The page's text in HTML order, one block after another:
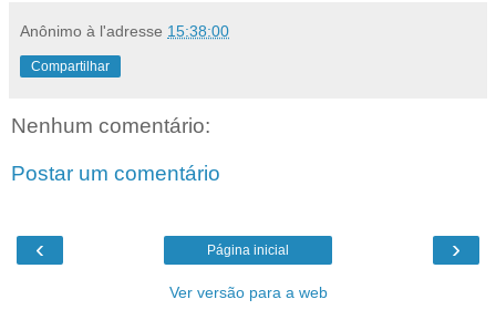
Anônimo à l'adresse 15:38:00
Compartilhar
Nenhum comentário:
Postar um comentário
‹ ›
Página inicial
Ver versão para a web